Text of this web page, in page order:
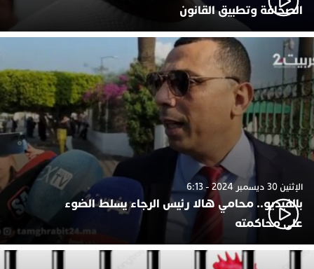
الصحافة وتطبيق القانون
الإثنين 30 ديسمبر 2024 - 6:13
بالفيديو.. محامي هالا رئيس الرجاء يسلط الضوء
على محاكمته